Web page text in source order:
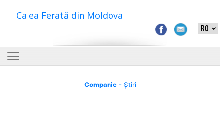
Calea Ferată din Moldova
Companie- Știri